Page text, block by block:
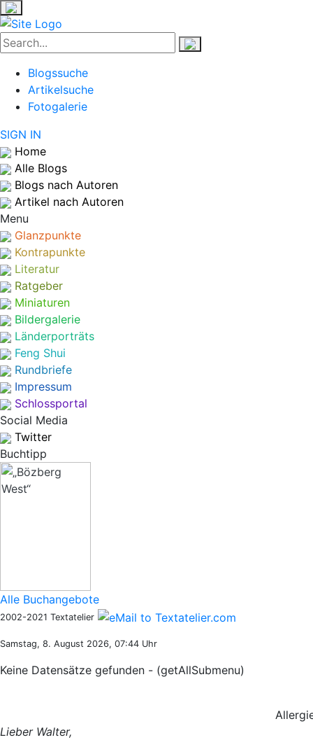
Blogssuche
Artikelsuche
Fotogalerie
SIGN IN
Home
Alle Blogs
Blogs nach Autoren
Artikel nach Autoren
Menu
Glanzpunkte
Kontrapunkte
Literatur
Ratgeber
Miniaturen
Bildergalerie
Länderporträts
Feng Shui
Rundbriefe
Impressum
Schlossportal
Social Media
Twitter
Buchtipp
Alle Buchangebote
2002-2021 Textatelier
Samstag, 8. August 2026, 07:44 Uhr
Keine Datensätze gefunden - (getAllSubmenu)
Lieber Walter,